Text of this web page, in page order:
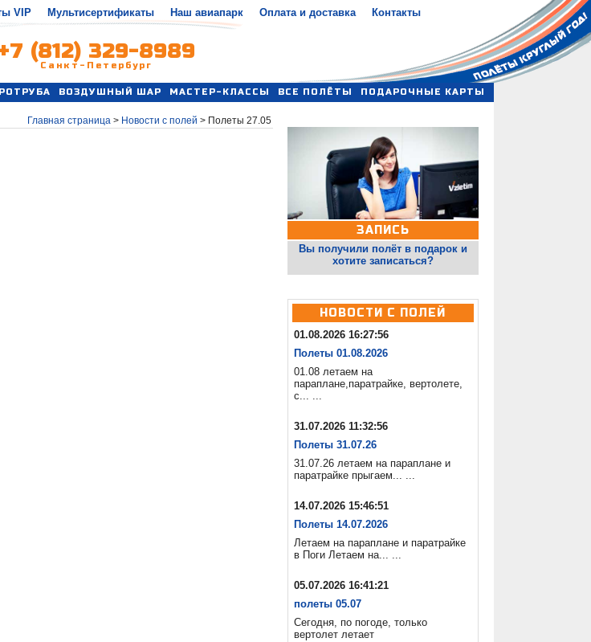
VIP Мультисертификаты Наш авиапарк Оплата и доставка Контакты
(812) 329-8989
Санкт-Петербург
ВОЗДУШНЫЙ ШАР МАСТЕР-КЛАССЫ ВСЕ ПОЛЁТЫ ПОДАРОЧНЫЕ КАРТЫ
Главная страница> Новости с полей > Полеты 27.05
ЗАПИСЬ
Вы получили полёт в подарок и
хотите записаться?
НОВОСТИ С ПОЛЕЙ
01.08.2026 16:27:56
Полеты 01.08.2026
01.08 летаем на
параплане,паратрайке, вертолете,
с... ...
31.07.2026 11:32:56
Полеты 31.07.26
31.07.26 летаем на параплане и
паратрайке прыгаем... ...
14.07.2026 15:46:51
Полеты 14.07.2026
Летаем на параплане и паратрайке
в Поги Летаем на... ...
05.07.2026 16:41:21
полеты 05.07
Сегодня, по погоде, только
вертолет летает